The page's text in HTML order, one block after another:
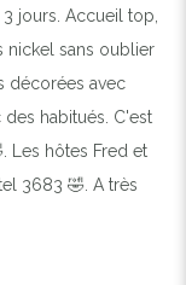
jours. Accueil top,
nickel sans oublier
décorées avec
habitués. C'est
Les hôtes Fred et
3683 🤣. A très